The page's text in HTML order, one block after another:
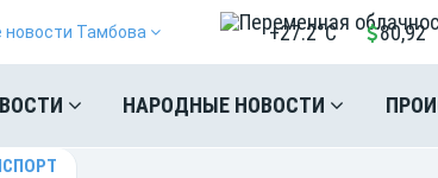
новости Тамбова +27.2°C 80,92
НАРОДНЫЕ НОВОСТИ